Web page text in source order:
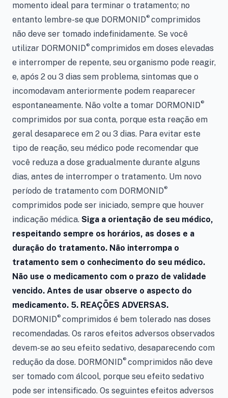
momento ideal para terminar o tratamento; no
entanto lembre-se que DORMONID® comprimidos
não deve ser tomado indefinidamente. Se você
utilizar DORMONID® comprimidos em doses elevadas
e interromper de repente, seu organismo pode reagir,
e, após 2 ou 3 dias sem problema, sintomas que o
incomodavam anteriormente podem reaparecer
espontaneamente. Não volte a tomar DORMONID®
comprimidos por sua conta, porque esta reação em
geral desaparece em 2 ou 3 dias. Para evitar este
tipo de reação, seu médico pode recomendar que
você reduza a dose gradualmente durante alguns
dias, antes de interromper o tratamento. Um novo
período de tratamento com DORMONID®
comprimidos pode ser iniciado, sempre que houver
indicação médica. Siga a orientação de seu médico,
respeitando sempre os horários, as doses e a
duração do tratamento. Não interrompa o
tratamento sem o conhecimento do seu médico.
Não use o medicamento com o prazo de validade
vencido. Antes de usar observe o aspecto do
medicamento. 5. REAÇÕES ADVERSAS.
DORMONID® comprimidos é bem tolerado nas doses
recomendadas. Os raros efeitos adversos observados
devem-se ao seu efeito sedativo, desaparecendo com
redução da dose. DORMONID® comprimidos não deve
ser tomado com álcool, porque seu efeito sedativo
pode ser intensificado. Os seguintes efeitos adversos